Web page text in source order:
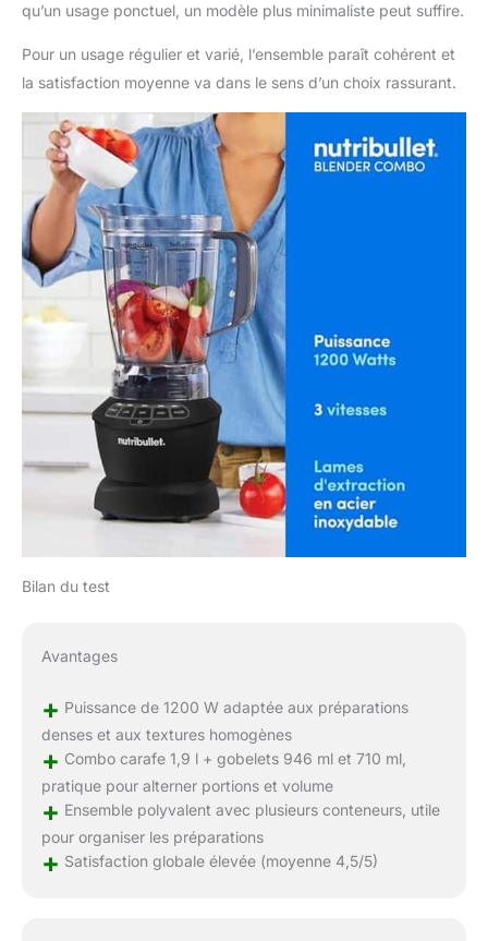
qu’un usage ponctuel, un modèle plus minimaliste peut suffire.
Pour un usage régulier et varié, l’ensemble paraît cohérent et
la satisfaction moyenne va dans le sens d’un choix rassurant.
Bilan du test
Avantages
+ Puissance de 1200 W adaptée aux préparations
denses et aux textures homogènes
+ Combo carafe 1,9 l + gobelets 946 ml et 710 ml,
pratique pour alterner portions et volume
+ Ensemble polyvalent avec plusieurs conteneurs, utile
pour organiser les préparations
+ Satisfaction globale élevée (moyenne 4,5/5)